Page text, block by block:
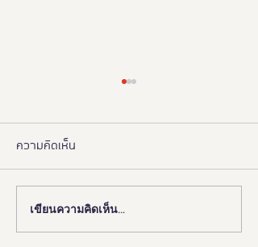
📰 “ห้องสุขาเพื่อทุกคน” เปิด
ตัวนวัตกรรมเฟรนด์ลี่ดีไซน์
ความคิดเห็น
เขียนความคิดเห็น…